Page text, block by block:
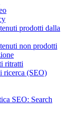
prodotti dalla
non prodotti
ritratti
ricerca (SEO)
SEO: Search